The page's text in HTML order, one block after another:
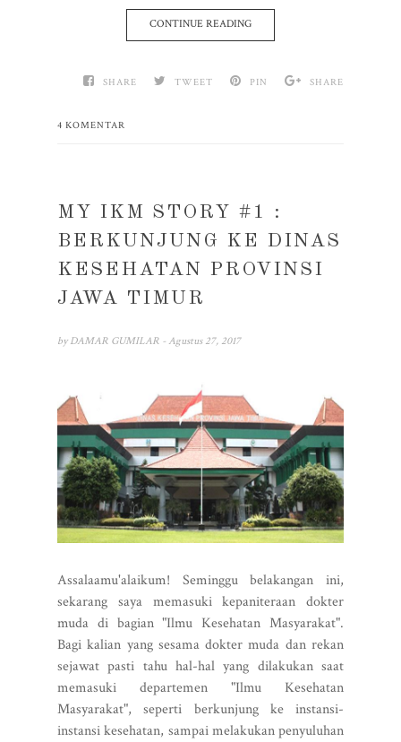
CONTINUE READING
SHARE TWEET PIN SHARE
4 KOMENTAR
MY IKM STORY #1 :
BERKUNJUNG KE DINAS
KESEHATAN PROVINSI
JAWA TIMUR
by DAMAR GUMILAR - Agustus 27, 2017
Assalaamu'alaikum! Seminggu belakangan ini,
sekarang saya memasuki kepaniteraan dokter
muda di bagian "Ilmu Kesehatan Masyarakat".
Bagi kalian yang sesama dokter muda dan rekan
sejawat pasti tahu hal-hal yang dilakukan saat
memasuki departemen "Ilmu Kesehatan
Masyarakat", seperti berkunjung ke instansi-
instansi kesehatan, sampai melakukan penyuluhan